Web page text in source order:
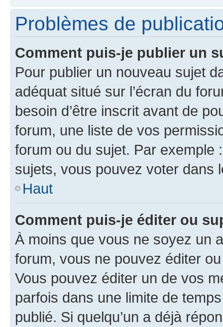
Problèmes de
Comment puis-je publier un
Pour publier un nouveau sujet
adéquat situé sur l’écran du
besoin d’être inscrit avant de
forum, une liste de vos
forum ou du sujet. Par exemple
sujets, vous pouvez voter dans
Haut
Comment puis-je éditer ou
À moins que vous ne soyez un
forum, vous ne pouvez éditer
Vous pouvez éditer un de vos
parfois dans une limite de
publié. Si quelqu’un a déjà